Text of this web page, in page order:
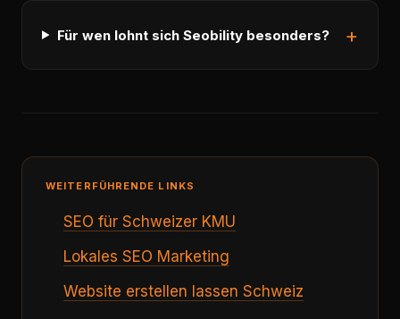
Für wen lohnt sich Seobility besonders?
WEITERFÜHRENDE LINKS
SEO für Schweizer KMU
Lokales SEO Marketing
Website erstellen lassen Schweiz